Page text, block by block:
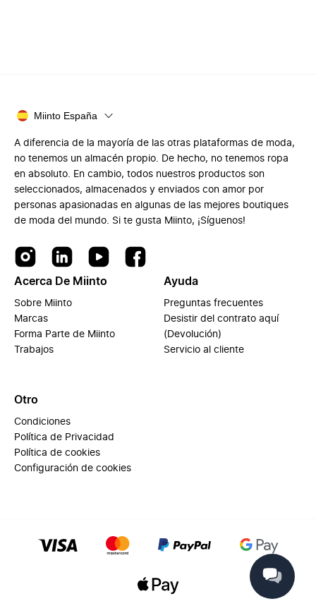
Miinto España
A diferencia de la mayoría de las otras plataformas de moda,
no tenemos un almacén propio. De hecho, no tenemos ropa
en absoluto. En cambio, todos nuestros productos son
seleccionados, almacenados y enviados con amor por
personas apasionadas en algunas de las mejores boutiques
de moda del mundo. Si te gusta Miinto, ¡Síguenos!
Acerca De Miinto
Sobre Miinto
Marcas
Forma Parte de Miinto
Trabajos
Ayuda
Preguntas frecuentes
Desistir del contrato aquí
(Devolución)
Servicio al cliente
Otro
Condiciones
Política de Privacidad
Política de cookies
Configuración de cookies